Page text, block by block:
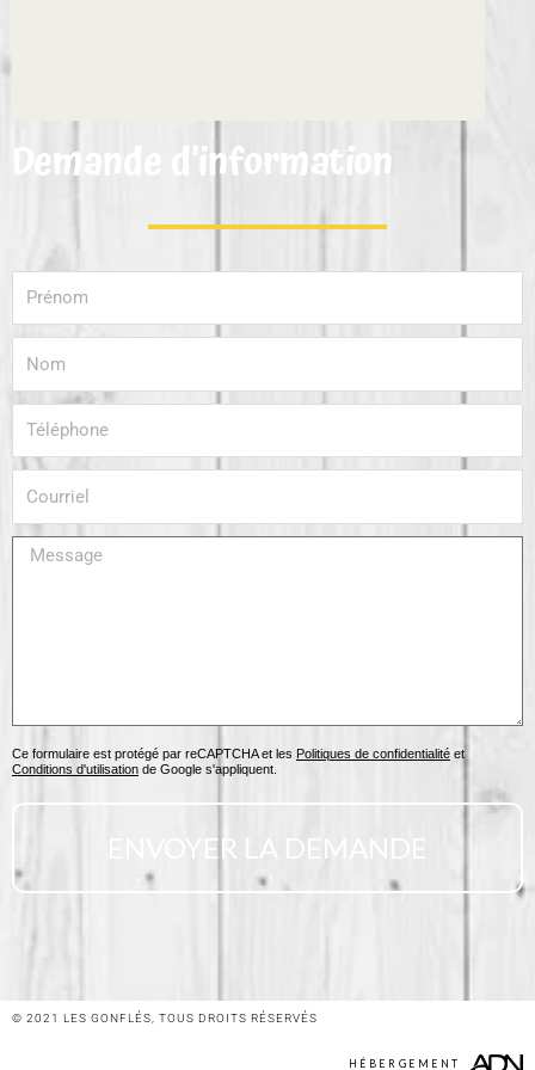
Demande d’information
Message
Ce formulaire est protégé par reCAPTCHA et les Politiques de confidentialité et
Conditions d'utilisation de Google s'appliquent.
ENVOYER LA DEMANDE
© 2021 LES GONFLÉS, TOUS DROITS RÉSERVÉS
HÉBERGEMENT